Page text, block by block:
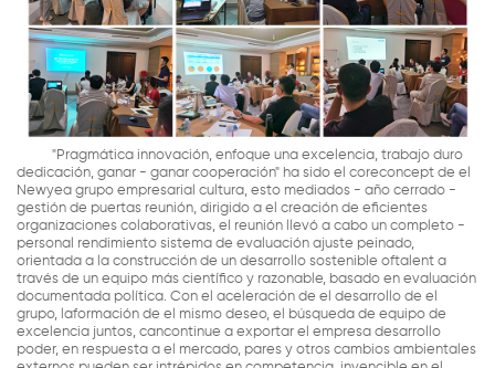
"Pragmática innovación, enfoque una excelencia, trabajo duro
dedicación, ganar - ganar cooperación" ha sido el coreconcept de el
Newyea grupo empresarial cultura, esto mediados - año cerrado -
gestión de puertas reunión, dirigido a el creación de eficientes
organizaciones colaborativas, el reunión llevó a cabo un completo -
personal rendimiento sistema de evaluación ajuste peinado,
orientada a la construcción de un desarrollo sostenible oftalent a
través de un equipo más científico y razonable, basado en evaluación
documentada política. Con el aceleración de el desarrollo de el
grupo, laformación de el mismo deseo, el búsqueda de equipo de
excelencia juntos, cancontinue a exportar el empresa desarrollo
poder, en respuesta a el mercado, pares y otros cambios ambientales